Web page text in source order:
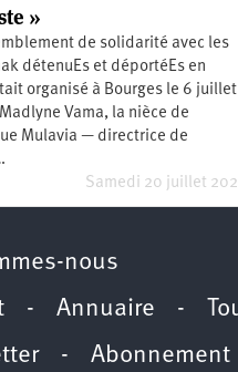
du
»
de solidarité avec les
détenuEs et déportéEs en
organisé à Bourges le 6 juillet
Vama, la nièce de
Mulavia — directrice de
Samedi 20 juillet
nous
- Annuaire -
- Abonnement